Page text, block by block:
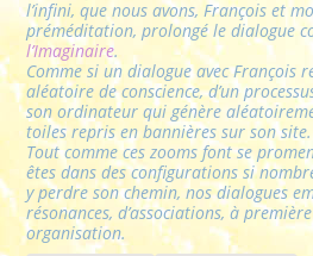
l’infini, que nous avons, François et
préméditation, prolongé le dialogue
l’Imaginaire.
Comme si un dialogue avec François
aléatoire de conscience, d’un
son ordinateur qui génère
toiles repris en bannières sur son site.
Tout comme ces zooms font se
êtes dans des configurations si
y perdre son chemin, nos dialogues
résonances, d’associations, à
organisation.